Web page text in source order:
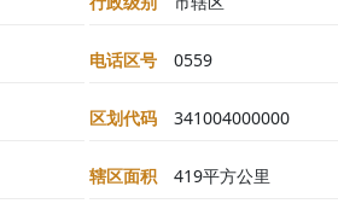
电话区号 0559
区划代码 341004000000
辖区面积 419平方公里